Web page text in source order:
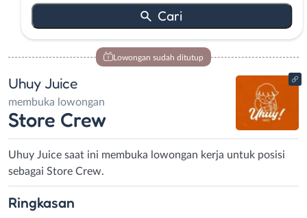
Lowongan sudah ditutup
Uhuy Juice
membuka lowongan
Store Crew
Uhuy Juice saat ini membuka lowongan kerja untuk posisi
sebagai Store Crew.
Ringkasan